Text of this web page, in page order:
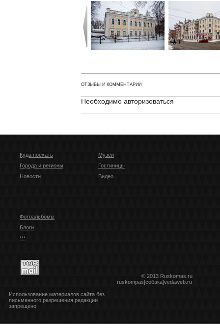
ОТЗЫВЫ И КОММЕНТАРИИ
Необходимо авторизоваться
Куда поехать
Города и регионы
Новости
Музеи
Гостиницы
Видео
Фотоальбомы
Блоги
***
© 2013 Ruskomas.ru
ruskompas[собака]vedaweb.ru
Использование материалов сайта без
письменного разрешения редакции
запрещено